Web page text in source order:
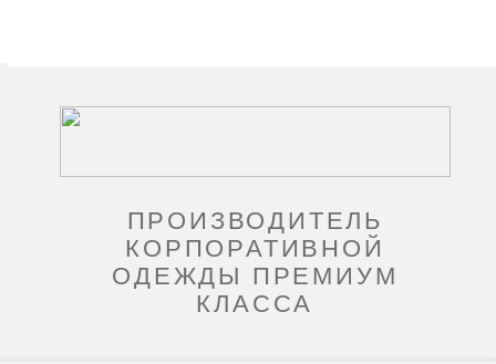
ПРОИЗВОДИТЕЛЬ
КОРПОРАТИВНОЙ
ОДЕЖДЫ ПРЕМИУМ
КЛАССА